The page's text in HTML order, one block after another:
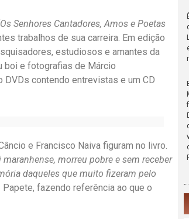
Senhores Cantadores, Amos e Poetas
trabalhos de sua carreira. Em edição
estudiosos e amantes da
boi e fotografias de Márcio
contendo entrevistas e um CD
e Francisco Naiva figuram no livro.
morreu pobre e sem receber
daqueles que muito fizeram pelo
fazendo referência ao que o